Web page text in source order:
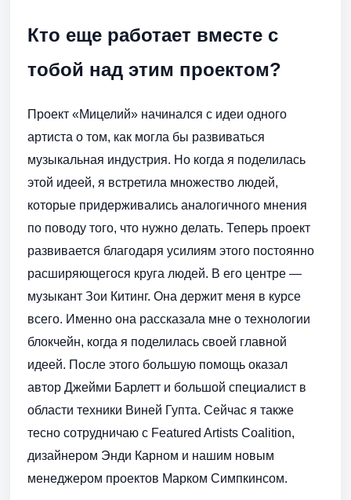
Кто еще работает вместе с
тобой над этим проектом?
Проект «Мицелий» начинался с идеи одного
артиста о том, как могла бы развиваться
музыкальная индустрия. Но когда я поделилась
этой идеей, я встретила множество людей,
которые придерживались аналогичного мнения
по поводу того, что нужно делать. Теперь проект
развивается благодаря усилиям этого постоянно
расширяющегося круга людей. В его центре —
музыкант Зои Китинг. Она держит меня в курсе
всего. Именно она рассказала мне о технологии
блокчейн, когда я поделилась своей главной
идеей. После этого большую помощь оказал
автор Джейми Барлетт и большой специалист в
области техники Виней Гупта. Сейчас я также
тесно сотрудничаю с Featured Artists Coalition,
дизайнером Энди Карном и нашим новым
менеджером проектов Марком Симпкинсом.